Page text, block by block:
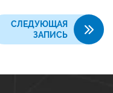
СЛЕДУЮЩАЯ
ЗАПИСЬ